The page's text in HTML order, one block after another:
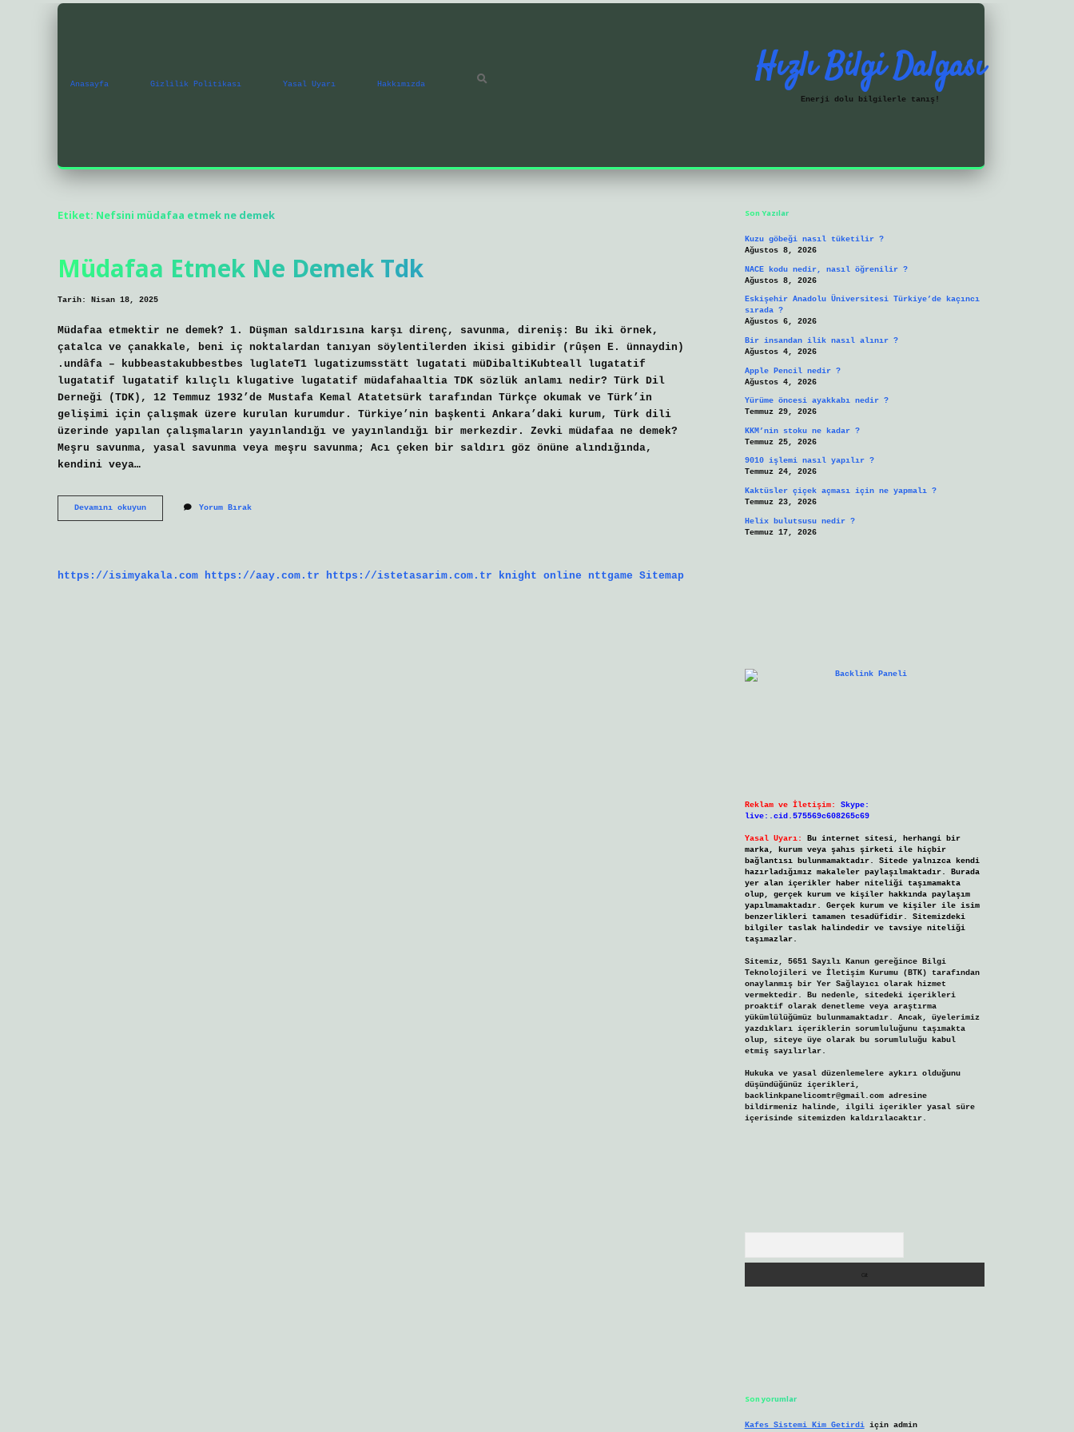
Anasayfa Gizlilik Politikası Yasal Uyarı Hakkımızda Hızlı Bilgi Dalgası
Enerji dolu bilgilerle tanış!
Etiket: Nefsini müdafaa etmek ne demek
Müdafaa Etmek Ne Demek Tdk
Tarih: Nisan 18, 2025
Müdafaa etmektir ne demek? 1. Düşman saldırısına karşı direnç, savunma, direniş: Bu iki örnek,
çatalca ve çanakkale, beni iç noktalardan tanıyan söylentilerden ikisi gibidir (rûşen E. ünnaydin)
.undâfa – kubbeastakubbestbes luglateT1 lugatizumsstätt lugatati müDibaltiKubteall lugatatif
lugatatif lugatatif kılıçlı klugative lugatatif müdafahaaltia TDK sözlük anlamı nedir? Türk Dil
Derneği (TDK), 12 Temmuz 1932’de Mustafa Kemal Atatetsürk tarafından Türkçe okumak ve Türk’in
gelişimi için çalışmak üzere kurulan kurumdur. Türkiye’nin başkenti Ankara’daki kurum, Türk dili
üzerinde yapılan çalışmaların yayınlandığı ve yayınlandığı bir merkezdir. Zevki müdafaa ne demek?
Meşru savunma, yasal savunma veya meşru savunma; Acı çeken bir saldırı göz önüne alındığında,
kendini veya…
Devamını okuyunMüdafaa
Etmek
Yorum Bırak
https://isimyakala.com https://aay.com.tr https://istetasarim.com.tr knight online nttgame Sitemap
Sidebar
Son Yazılar
Kuzu göbeği nasıl tüketilir ?
Ağustos 8, 2026
NACE kodu nedir, nasıl öğrenilir ?
Ağustos 8, 2026
Eskişehir Anadolu Üniversitesi Türkiye’de kaçıncı
sırada ?
Ağustos 6, 2026
Bir insandan ilik nasıl alınır ?
Ağustos 4, 2026
Apple Pencil nedir ?
Ağustos 4, 2026
Yürüme öncesi ayakkabı nedir ?
Temmuz 29, 2026
KKM’nin stoku ne kadar ?
Temmuz 25, 2026
9010 işlemi nasıl yapılır ?
Temmuz 24, 2026
Kaktüsler çiçek açması için ne yapmalı ?
Temmuz 23, 2026
Helix bulutsusu nedir ?
Temmuz 17, 2026
Reklam ve İletişim:
Skype:
live:.cid.575569c608265c69
Yasal Uyarı:
Bu internet sitesi, herhangi bir
marka, kurum veya şahıs şirketi ile hiçbir
bağlantısı bulunmamaktadır. Sitede yalnızca kendi
hazırladığımız makaleler paylaşılmaktadır. Burada
yer alan içerikler haber niteliği taşımamakta
olup, gerçek kurum ve kişiler hakkında paylaşım
yapılmamaktadır. Gerçek kurum ve kişiler ile isim
benzerlikleri tamamen tesadüfidir. Sitemizdeki
bilgiler taslak halindedir ve tavsiye niteliği
taşımazlar.
Sitemiz, 5651 Sayılı Kanun gereğince Bilgi
Teknolojileri ve İletişim Kurumu (BTK) tarafından
onaylanmış bir Yer Sağlayıcı olarak hizmet
vermektedir. Bu nedenle, sitedeki içerikleri
proaktif olarak denetleme veya araştırma
yükümlülüğümüz bulunmamaktadır. Ancak, üyelerimiz
yazdıkları içeriklerin sorumluluğunu taşımakta
olup, siteye üye olarak bu sorumluluğu kabul
etmiş sayılırlar.
Hukuka ve yasal düzenlemelere aykırı olduğunu
düşündüğünüz içerikleri,
backlinkpanelicomtr@gmail.comadresine
bildirmeniz halinde, ilgili içerikler yasal süre
içerisinde sitemizden kaldırılacaktır.
Son yorumlar
Kafes Sistemi Kim Getirdiiçin admin